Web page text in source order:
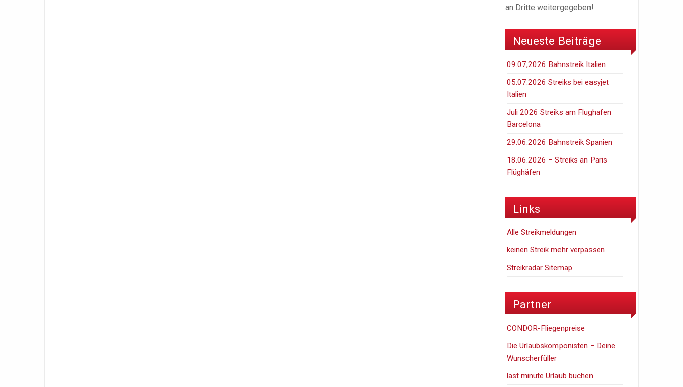
an Dritte weitergegeben!
Neueste Beiträge
09.07,2026 Bahnstreik Italien
05.07.2026 Streiks bei easyjet
Italien
Juli 2026 Streiks am Flughafen
Barcelona
29.06.2026 Bahnstreik Spanien
18.06.2026 – Streiks an Paris
Flüghäfen
Links
Alle Streikmeldungen
keinen Streik mehr verpassen
Streikradar Sitemap
Partner
CONDOR-Fliegenpreise
Die Urlaubskomponisten – Deine
Wunscherfüller
last minute Urlaub buchen